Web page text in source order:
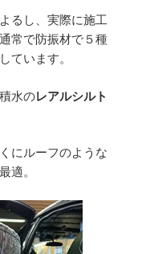
るし、実際に施工
常で防振材で５種
ています。
水のレアルシルト
にルーフのような
適。